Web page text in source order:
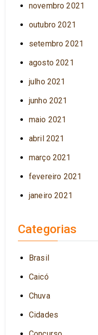
novembro 2021
outubro 2021
setembro 2021
agosto 2021
julho 2021
junho 2021
maio 2021
abril 2021
março 2021
fevereiro 2021
janeiro 2021
Categorias
Brasil
Caicó
Chuva
Cidades